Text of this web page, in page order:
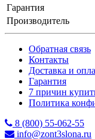
Гарантия
Производитель
Обратная связь
Контакты
Доставка и
Гарантия
7 причин
Политика
8 (800) 55-062-55
info@zont3slona.ru